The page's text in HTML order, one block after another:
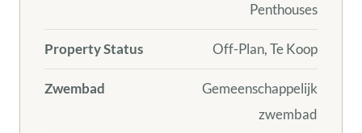
Penthouses
Property Status Off-Plan, Te Koop
Zwembad
Gemeenschappelijk
zwembad